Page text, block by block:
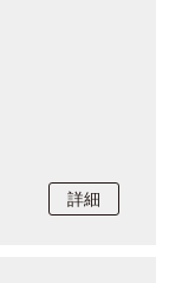
詳細